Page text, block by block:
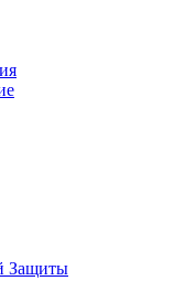
Защиты